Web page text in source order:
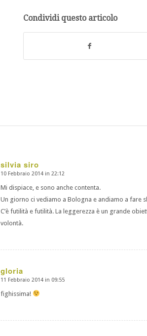
Condividi questo articolo
silvia siro
dice:
10 Febbraio 2014 in 22:12
Mi dispiace, e sono anche contenta.
Un giorno ci vediamo a Bologna e andiamo a fare
C’è futilità e futilità. La leggerezza è un grande
volontà.
gloria
dice:
11 Febbraio 2014 in 09:55
fighissima!